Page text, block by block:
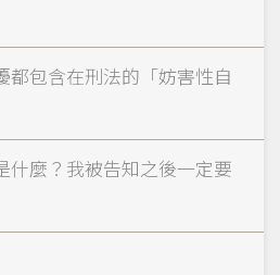
都包含在刑法的「妨害性自
什麼？我被告知之後一定要